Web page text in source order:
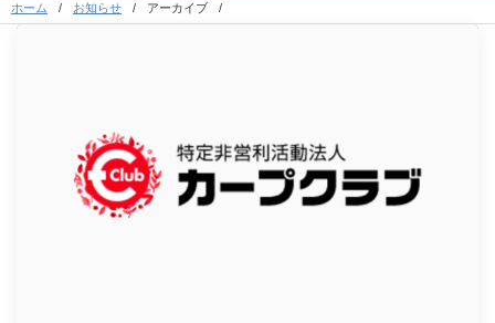
ホーム お知らせ アーカイブ